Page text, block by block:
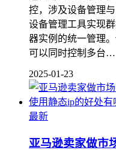
控，涉及设备管理
设备管理工具实现
器实例的统一管理
可以同时控制多台…
2025-01-23
最新
亚马逊卖家做市